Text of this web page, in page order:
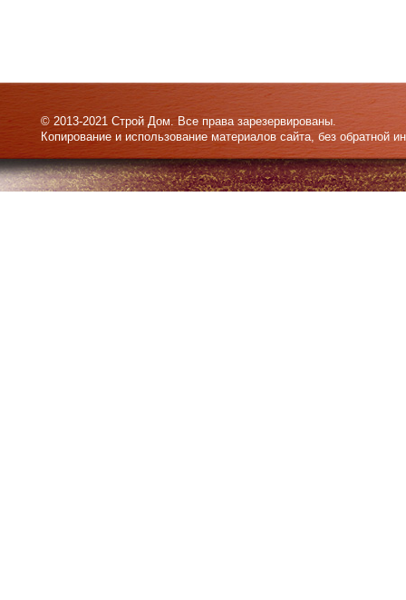
© 2013-2021 Строй Дом. Все права зарезервированы.
Копирование и использование материалов сайта, без обратной